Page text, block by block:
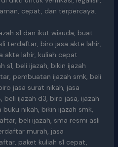
cepat, dan terpercaya.
s1 dan ikut wisuda, buat
terdaftar, biro jasa akte lahir,
akte lahir, kuliah cepat
s1, beli ijazah, bikin ijazah
pembuatan ijazah smk, beli
jasa surat nikah, jasa
beli ijazah d3, biro jasa, ijazah
nikah, bikin ijazah smk,
beli ijazah, sma resmi asli
murah, jasa
paket kuliah s1 cepat,